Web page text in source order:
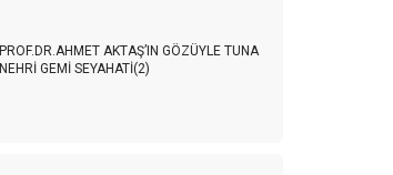
PROF.DR.AHMET AKTAŞ’IN GÖZÜYLE TUNA
NEHRİ GEMİ SEYAHATİ(2)